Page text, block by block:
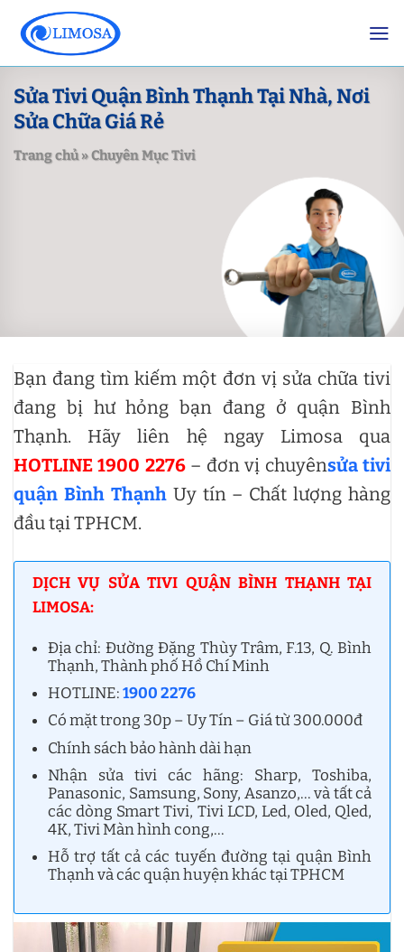
content
Sửa Tivi Quận Bình Thạnh Tại Nhà, Nơi
Sửa Chữa Giá Rẻ
Trang chủ»Chuyên Mục Tivi
Bạn đang tìm kiếm một đơn vị sửa chữa tivi
đang bị hư hỏng bạn đang ở quận Bình
Thạnh. Hãy liên hệ ngay Limosa qua
HOTLINE 1900 2276– đơn vị chuyênsửa tivi
quận Bình ThạnhUy tín – Chất lượng hàng
đầu tại TPHCM.
DỊCH VỤ SỬA TIVI QUẬN BÌNH THẠNH TẠI
LIMOSA:
Địa chỉ: Đường Đặng Thùy Trâm, F.13, Q. Bình
Thạnh, Thành phố Hồ Chí Minh
HOTLINE:1900 2276
Có mặt trong 30p – Uy Tín – Giá từ 300.000đ
Chính sách bảo hành dài hạn
Nhận sửa tivi các hãng: Sharp, Toshiba,
Panasonic, Samsung, Sony, Asanzo,… và tất cả
các dòng Smart Tivi, Tivi LCD, Led, Oled, Qled,
4K, Tivi Màn hình cong,…
Hỗ trợ tất cả các tuyến đường tại quận Bình
Thạnh và các quận huyện khác tại TPHCM